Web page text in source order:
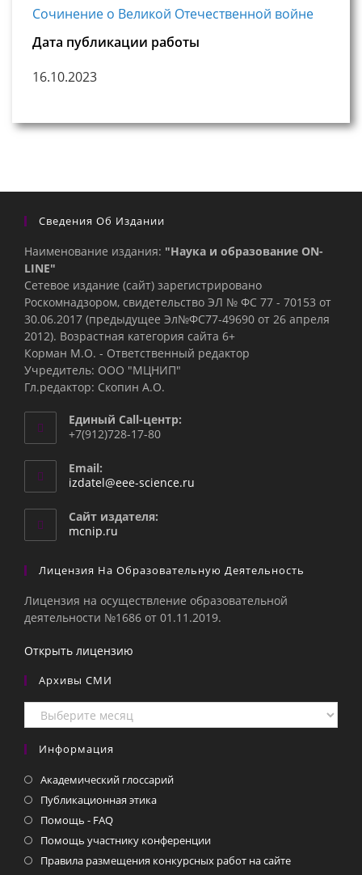
Сочинение о Великой Отечественной войне
Дата публикации работы
16.10.2023
Сведения Об Издании
Наименование издания: "Наука и образование ON-
LINE"
Сетевое издание (сайт) зарегистрировано
Роскомнадзором, свидетельство ЭЛ № ФС 77 - 70153 от
30.06.2017 (предыдущее Эл№ФC77-49690 от 26 апреля
2012). Возрастная категория сайта 6+
Корман М.О. - Ответственный редактор
Учредитель: ООО "МЦНИП"
Гл.редактор: Скопин А.О.
Единый Call-центр:
+7(912)728-17-80
Email:
izdatel@eee-science.ru
Сайт издателя:
mcnip.ru
Лицензия На Образовательную Деятельность
Лицензия на осуществление образовательной
деятельности №1686 от 01.11.2019.
Открыть лицензию
Архивы СМИ
Архивы
СМИ
Информация
Академический глоссарий
Публикационная этика
Помощь - FAQ
Помощь участнику конференции
Правила размещения конкурсных работ на сайте